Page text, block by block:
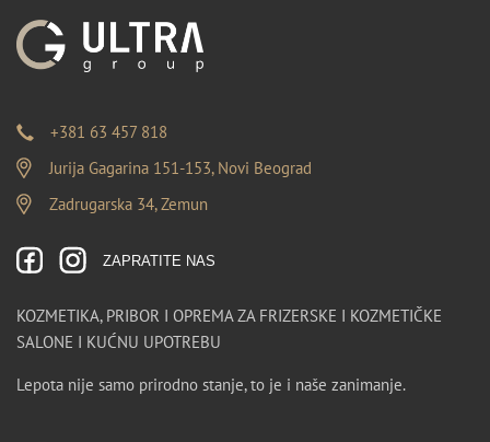
+381 63 457 818
Jurija Gagarina 151-153, Novi Beograd
Zadrugarska 34, Zemun
ZAPRATITE NAS
KOZMETIKA, PRIBOR I OPREMA ZA FRIZERSKE I KOZMETIČKE
SALONE I KUĆNU UPOTREBU
Lepota nije samo prirodno stanje, to je i naše zanimanje.